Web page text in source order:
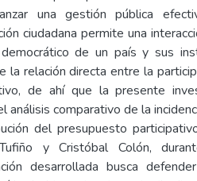
una gestión pública
ciudadana permite una
de un país y sus
la relación directa entre la
de ahí que la presente
análisis comparativo de la
del presupuesto
y Cristóbal Colón,
desarrollada busca